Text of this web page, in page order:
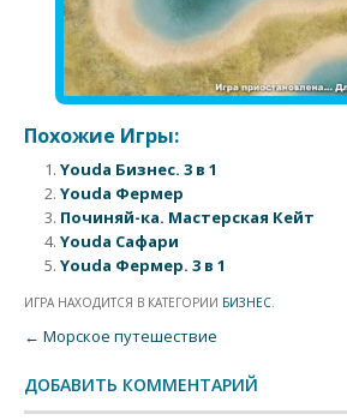
Похожие Игры:
Youda Бизнес. 3 в 1
Youda Фермер
Починяй-ка. Мастерская Кейт
Youda Сафари
Youda Фермер. 3 в 1
ИГРА НАХОДИТСЯ В КАТЕГОРИИ БИЗНЕС.
Post navigation
← Морское путешествие
ДОБАВИТЬ КОММЕНТАРИЙ